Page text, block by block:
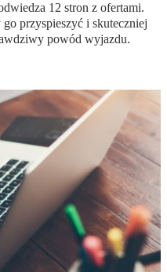
12 stron z ofertami.
przyspieszyć i skuteczniej
powód wyjazdu.